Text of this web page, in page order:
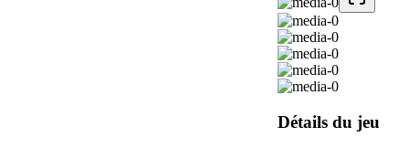
Détails du jeu